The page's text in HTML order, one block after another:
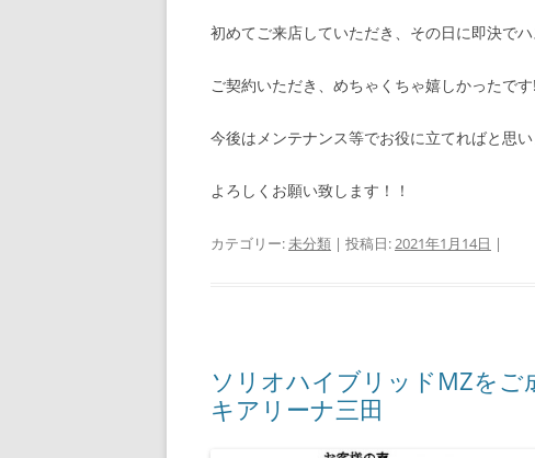
初めてご来店していただき、その日に即決で
ご契約いただき、めちゃくちゃ嬉しかったで
今後はメンテナンス等でお役に立てればと思い
よろしくお願い致します！！
カテゴリー: 未分類 | 投稿日: 2021年1月14日 |
ソリオハイブリッドMZ
キアリーナ三田